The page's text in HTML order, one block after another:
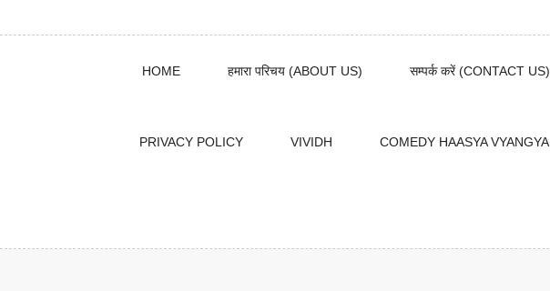
HOME हमारा परिचय (ABOUT US) सम्पर्क करें (CONTACT US)
PRIVACY POLICY VIVIDH COMEDY HAASYA VYANGYA